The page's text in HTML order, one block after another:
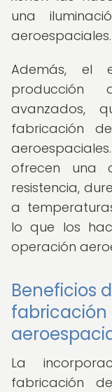
una
aeroespaciales.
Además, el
producción
avanzados,
fabricación
ofrecen una
resistencia,
a
lo que los
operación
Beneficios
fabricación
La
fabricación